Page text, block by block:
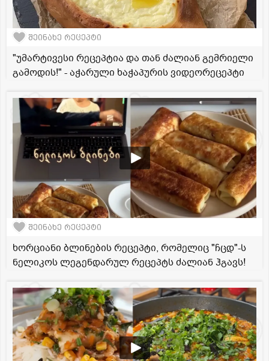
შეინახე რეცეპტი
"უმარტივესი რეცეპტია და თან ძალიან გემრიელი
გამოდის!" - აჭარული ხაჭაპურის ვიდეორეცეპტი
შეინახე რეცეპტი
ხორციანი ბლინების რეცეპტი, რომელიც "ჩცდ"-ს
ნელიკოს ლეგენდარულ რეცეპტს ძალიან ჰგავს!